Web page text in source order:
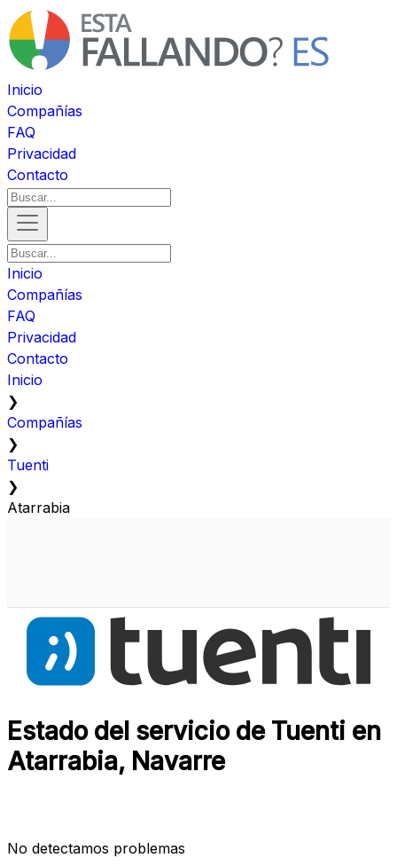
Inicio
Compañías
FAQ
Privacidad
Contacto
Inicio
Compañías
FAQ
Privacidad
Contacto
Inicio
❯
Compañías
❯
Tuenti
❯
Atarrabia
Estado del servicio de Tuenti en
Atarrabia, Navarre
No detectamos problemas